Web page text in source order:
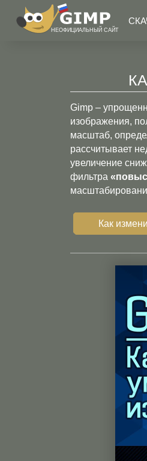
НЕОФИЦИАЛЬНЫЙ САЙТ
Gimp –
изображения,
масштаб,
рассчитывает
увеличение
фильтра
Как